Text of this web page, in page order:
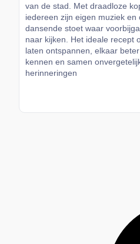
van de stad. Met draadloze
iedereen zijn eigen muziek en
dansende stoet waar
naar kijken. Het ideale recept
laten ontspannen, elkaar
kennen en samen
herinneringen